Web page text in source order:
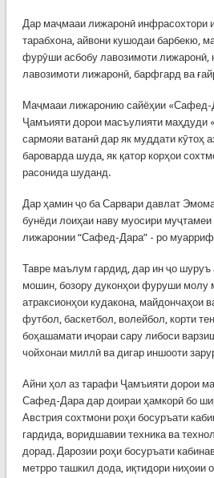
Дар маҷмааи лижаронӣ инфрасохтори
тарабхона, айвони кушодаи барбекю,
фурӯши асбобу лавозимоти лижаронӣ,
лавозимоти лижаронӣ, барфгард ва
Маҷмааи лижаронию сайёҳии «Сафед-
Ҷамъияти дорои масъулияти маҳдуди
сармояи ватанӣ дар як муддати кӯтоҳ
бароварда шуда, як қатор корҳои
расонида шуданд.
Дар ҳамин ҷо ба Сарвари давлат
бунёди лоиҳаи наву муосири
лижаронии “Сафед-Дара” - ро
Тавре маълум гардид, дар ин ҷо шуруъ
мошин, бозору дуконҳои фуруши молу
атраксионҳои кудакона, майдончаҳои
футбол, баскетбол, волейбол, корти
боҳашамати иҷораи сару либоси
чойхонаи миллӣ ва дигар иншооти
Айни ҳол аз тарафи Ҷамъияти дорои
Сафед-Дара дар доираи ҳамкорӣ бо
Австрия сохтмони роҳи босуръати
гардида, воридшавии техника ва
дорад. Дарозии роҳи босуръати
метрро ташкил дода, иқтидори ниҳоии